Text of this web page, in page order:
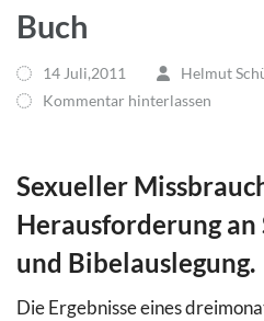
Buch
14 Juli,2011
Helmut
Kommentar hinterlassen
Sexueller
Herausforderung an
und Bibelauslegung.
Die Ergebnisse eines